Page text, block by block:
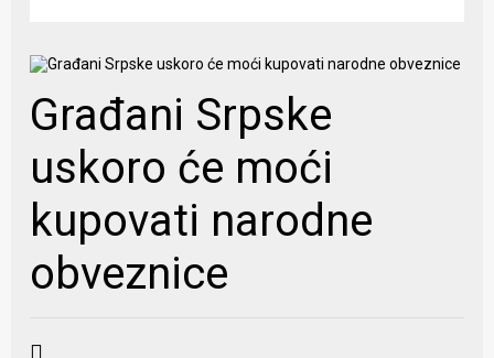
Građani Srpske
uskoro će moći
kupovati narodne
obveznice